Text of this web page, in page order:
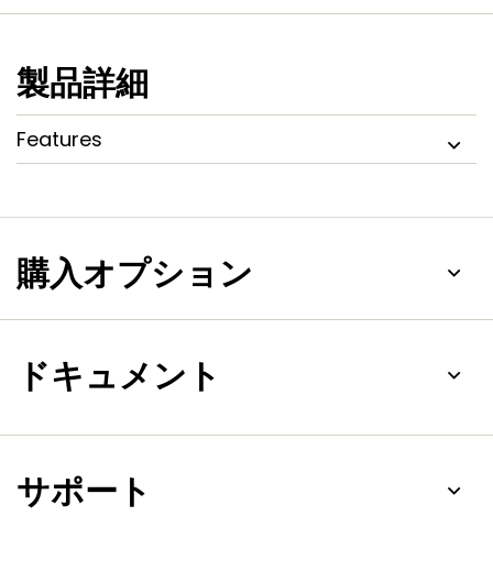
製品詳細
Features
購入オプション
ドキュメント
サポート